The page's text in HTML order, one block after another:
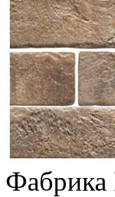
Фабрика